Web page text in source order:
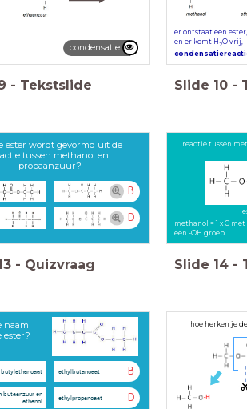
condensatie
- Tekstslide
er ontstaat een ester,
en er komt H2O vrij,
Slide 10 -
ester wordt gevormd uit de
tussen methanol en
propaanzuur?
B
D
- Quizvraag
reactie tussen
methanol = 1 x C met
een -OH groep
Slide 14 -
naam
ester?
butylethanoaat B
ethylbutanoaat
butaanzuur en
ethanol
D
ethylpropanoaat
hoe herken je